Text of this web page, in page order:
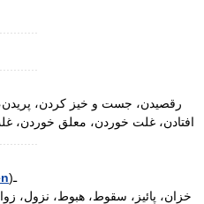
افتادن، غلت خوردن، معلق خوردن،
)ـ